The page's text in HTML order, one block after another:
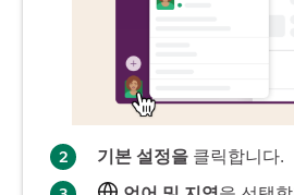
기본 설정을 클릭합니다.